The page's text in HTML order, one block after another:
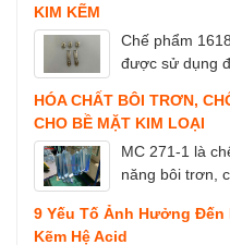
KIM KẼM
Chế phẩm
được sử dụng
HÓA CHẤT BÔI TRƠN,
CHO BỀ MẶT KIM LOẠI
MC 271-1 là
năng bôi trơn,
9 Yếu Tố Ảnh Hưởng Đến
Kẽm Hệ Acid